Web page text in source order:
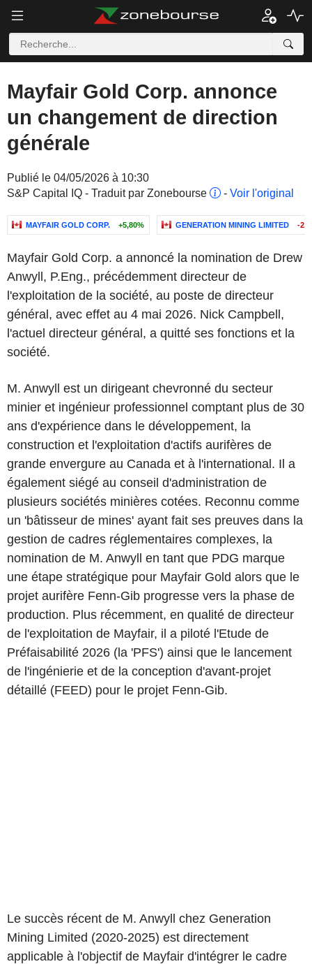
Mayfair Gold Corp. annonce
un changement de direction
générale
Publié le 04/05/2026 à 10:30
S&P Capital IQ - Traduit par Zonebourse
- Voir l'original
MAYFAIR GOLD CORP. +5,80% GENERATION MINING LIMITED -
Mayfair Gold Corp. a annoncé la nomination de Drew
Anwyll, P.Eng., précédemment directeur de
l'exploitation de la société, au poste de directeur
général, avec effet au 4 mai 2026. Nick Campbell,
l'actuel directeur général, a quitté ses fonctions et la
société.
M. Anwyll est un dirigeant chevronné du secteur
minier et ingénieur professionnel comptant plus de 30
ans d'expérience dans le développement, la
construction et l'exploitation d'actifs aurifères de
grande envergure au Canada et à l'international. Il a
également siégé au conseil d'administration de
plusieurs sociétés minières cotées. Reconnu comme
un 'bâtisseur de mines' ayant fait ses preuves dans la
gestion de cadres réglementaires complexes, la
nomination de M. Anwyll en tant que PDG marque
une étape stratégique pour Mayfair Gold alors que le
projet aurifère Fenn-Gib progresse vers la phase de
production. Plus récemment, en qualité de directeur
de l'exploitation de Mayfair, il a piloté l'Etude de
Préfaisabilité 2026 (la 'PFS') ainsi que le lancement
de l'ingénierie et de la conception d'avant-projet
détaillé (FEED) pour le projet Fenn-Gib.
Le succès récent de M. Anwyll chez Generation
Mining Limited (2020-2025) est directement
applicable à l'objectif de Mayfair d'intégrer le cadre